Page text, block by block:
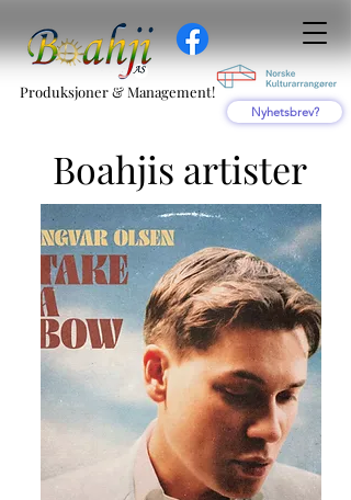
Nyhetsbrev?
Produksjoner & Management!
Boahjis artister